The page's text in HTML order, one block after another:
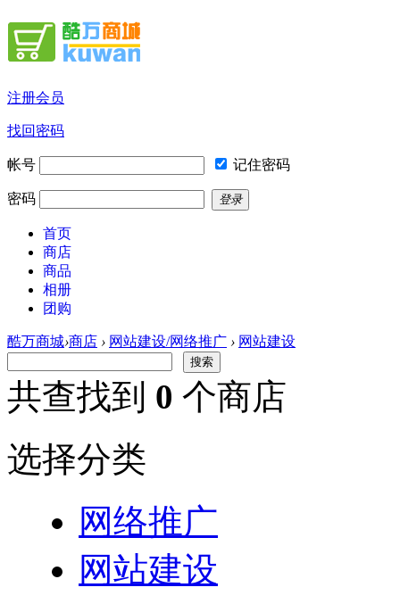
注册会员
找回密码
帐号 记住密码
密码 登录
首页
商店
商品
相册
团购
酷万商城›商店 › 网站建设/网络推广 › 网站建设
搜索
共查找到 0 个商店
选择分类
网络推广
网站建设